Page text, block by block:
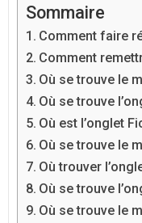
Sommaire
Comment faire
Comment
Où se trouve le
Où se trouve
Où est l’onglet
Où se trouve le
Où trouver
Où se trouve
Où se trouve le